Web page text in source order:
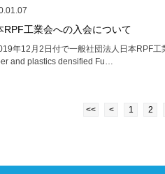
RPF工業会への入会について
年12月2日付で一般社団法人日本
and plastics densified Fu…
<< < 1 2